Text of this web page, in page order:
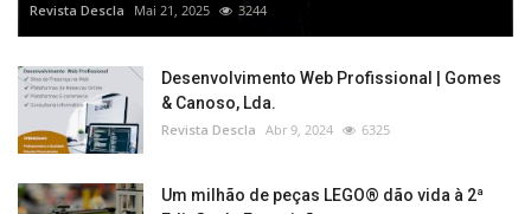
Revista Descla Mai 21, 2025 3244
Desenvolvimento Web Profissional | Gomes
& Canoso, Lda.
Revista Descla Abr 9, 2024 6325
Um milhão de peças LEGO® dão vida à 2ª